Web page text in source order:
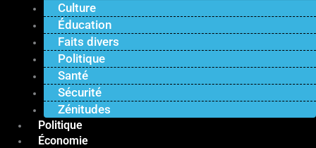
Culture
Éducation
Faits divers
Politique
Santé
Sécurité
Zénitudes
Politique
Économie